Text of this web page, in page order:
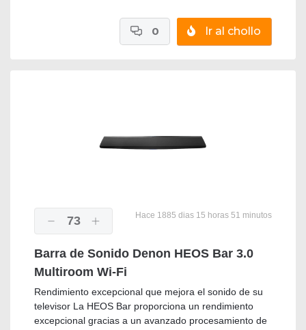
Ir al chollo
0
73 Hace 1885 dias 15 horas 51 minutos
Barra de Sonido Denon HEOS Bar 3.0
Multiroom Wi-Fi
Rendimiento excepcional que mejora el sonido de su
televisor La HEOS Bar proporciona un rendimiento
excepcional gracias a un avanzado procesamiento de